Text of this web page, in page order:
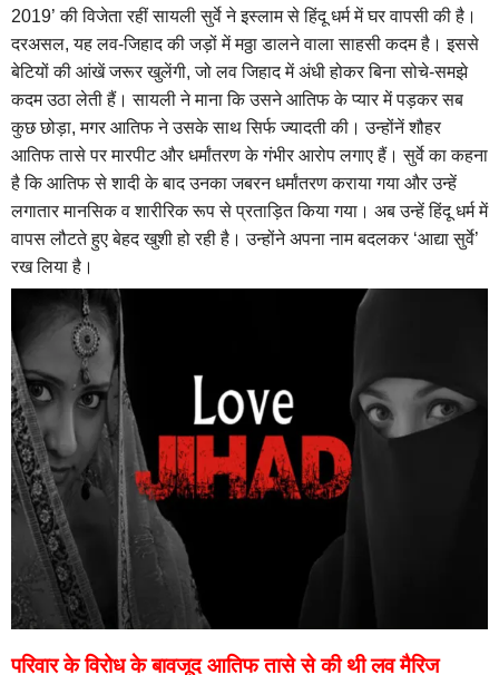
2019’ की विजेता रहीं सायली सुर्वे ने इस्लाम से हिंदू धर्म में घर वापसी की है।
दरअसल, यह लव-जिहाद की जड़ों में मठ्ठा डालने वाला साहसी कदम है। इससे
बेटियों की आंखें जरूर खुलेंगी, जो लव जिहाद में अंधी होकर बिना सोचे-समझे
कदम उठा लेती हैं। सायली ने माना कि उसने आतिफ के प्यार में पड़कर सब
कुछ छोड़ा, मगर आतिफ ने उसके साथ सिर्फ ज्यादती की। उन्होंनें शौहर
आतिफ तासे पर मारपीट और धर्मांतरण के गंभीर आरोप लगाए हैं। सुर्वे का कहना
है कि आतिफ से शादी के बाद उनका जबरन धर्मांतरण कराया गया और उन्हें
लगातार मानसिक व शारीरिक रूप से प्रताड़ित किया गया। अब उन्हें हिंदू धर्म में
वापस लौटते हुए बेहद खुशी हो रही है। उन्होंने अपना नाम बदलकर ‘आद्या सुर्वे’
रख लिया है।
परिवार के विरोध के बावजूद आतिफ तासे से की थी लव मैरिज